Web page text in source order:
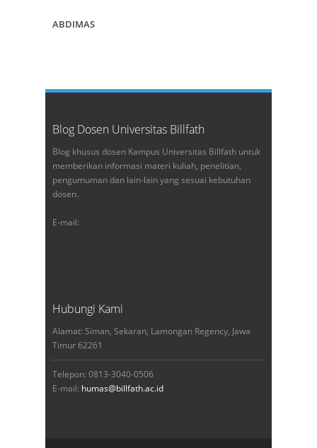
ABDIMAS
Blog Dosen Universitas Billfath
Blog khusus dosen Kampus Universitas Billfath untuk
memberikan informasi materi kuliah, penelitian,
pengumuman dan lain-lain yang sesuai kebutuhan
dosen.
E-mail:
Hubungi Kami
Alamat: Siman, Sekaran, Lamongan Regency, Jawa
Timur 62261
Telepon: 0813-3040-0506
E-mail: humas@billfath.ac.id